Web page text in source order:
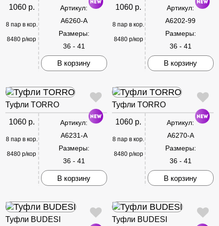
1060 р.
8 пар в кор.
8480 р/кор
Артикул:
A6260-A
Размеры:
36 - 41
В корзину
1060 р.
8 пар в кор.
8480 р/кор
Артикул:
A6202-99
Размеры:
36 - 41
В корзину
Туфли TORRO
1060 р.
8 пар в кор.
8480 р/кор
Артикул:
A6231-A
Размеры:
36 - 41
В корзину
Туфли TORRO
1060 р.
8 пар в кор.
8480 р/кор
Артикул:
A6270-A
Размеры:
36 - 41
В корзину
Туфли BUDESI Туфли BUDESI